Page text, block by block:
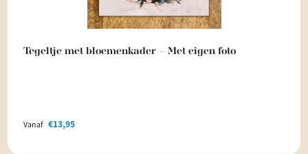
Tegeltje met bloemenkader – Met eigen foto
Vanaf €13,95